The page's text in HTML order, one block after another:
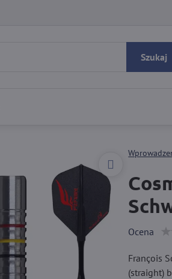
Szukaj
Ocena
François
(straight)